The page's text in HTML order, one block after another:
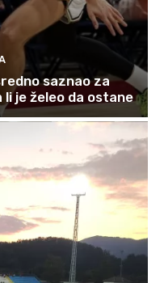
saznao za
je želeo da ostane